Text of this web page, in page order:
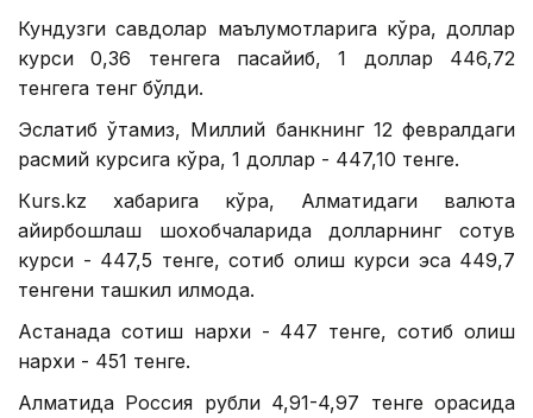
Кундузги савдолар маълумотларига кўра, доллар
курси 0,36 тенгега пасайиб, 1 доллар 446,72
тенгега тенг бўлди.
Эслатиб ўтамиз, Миллий банкнинг 12 февралдаги
расмий курсига кўра, 1 доллар - 447,10 тенге.
Кurs.kz хабарига кўра, Алматидаги валюта
айирбошлаш шохобчаларида долларнинг сотув
курси - 447,5 тенге, сотиб олиш курси эса 449,7
тенгени ташкил қилмоқда.
Астанада сотиш нархи - 447 тенге, сотиб олиш
нархи - 451 тенге.
Алматида Россия рубли 4,91-4,97 тенге орасида